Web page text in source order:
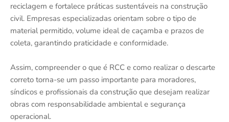
reciclagem e fortalece práticas sustentáveis na construção
civil. Empresas especializadas orientam sobre o tipo de
material permitido, volume ideal de caçamba e prazos de
coleta, garantindo praticidade e conformidade.
Assim, compreender o que é RCC e como realizar o descarte
correto torna-se um passo importante para moradores,
síndicos e profissionais da construção que desejam realizar
obras com responsabilidade ambiental e segurança
operacional.